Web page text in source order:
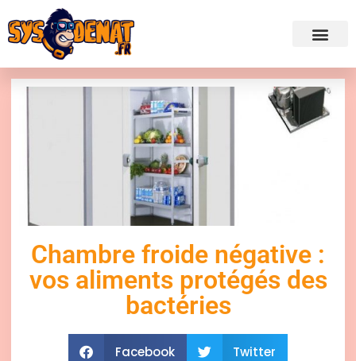
Chambre froide négative :
vos aliments protégés des
bactéries
Facebook Twitter